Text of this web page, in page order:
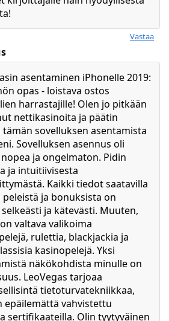
asentaminen iPhonelle 2019:
opas - loistava ostos
harrastajille! Olen jo pitkään
nettikasinoita ja päätin
tämän sovelluksen asentamista
Sovelluksen asennus oli
ja ongelmaton. Pidin
ja intuitiivisesta
Kaikki tiedot saatavilla
peleistä ja bonuksista on
ja kätevästi. Muuten,
valtava valikoima
rulettia, blackjackia ja
kasinopelejä. Yksi
näkökohdista minulle on
LeoVegas tarjoaa
tietoturvatekniikkaa,
epäilemättä vahvistettu
sertifikaateilla. Olin tyytyväinen